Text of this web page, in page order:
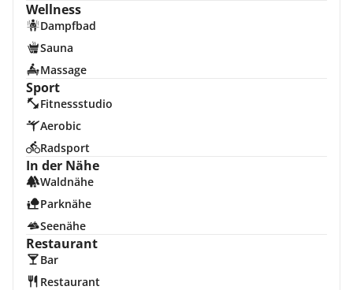
Wellness
Dampfbad
Sauna
Massage
Sport
Fitnessstudio
Aerobic
Radsport
In der Nähe
Waldnähe
Parknähe
Seenähe
Restaurant
Bar
Restaurant